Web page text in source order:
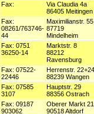
Fax:
Via Claudia 4a
86405 Meitingen
Fax:
08261/763746-
44
Maximilianstr. 55
87719
Mindelheim
Fax: 0751
36250-14
Marktstr. 8
88212
Ravensburg
Fax: 07522-
22446
Herrenstr. 22+24
88239 Wangen
Fax: 07585
3107
Hauptstr. 29
88356 Ostrach
Fax: 09187
903062
Oberer Markt 21
90518 Altdorf